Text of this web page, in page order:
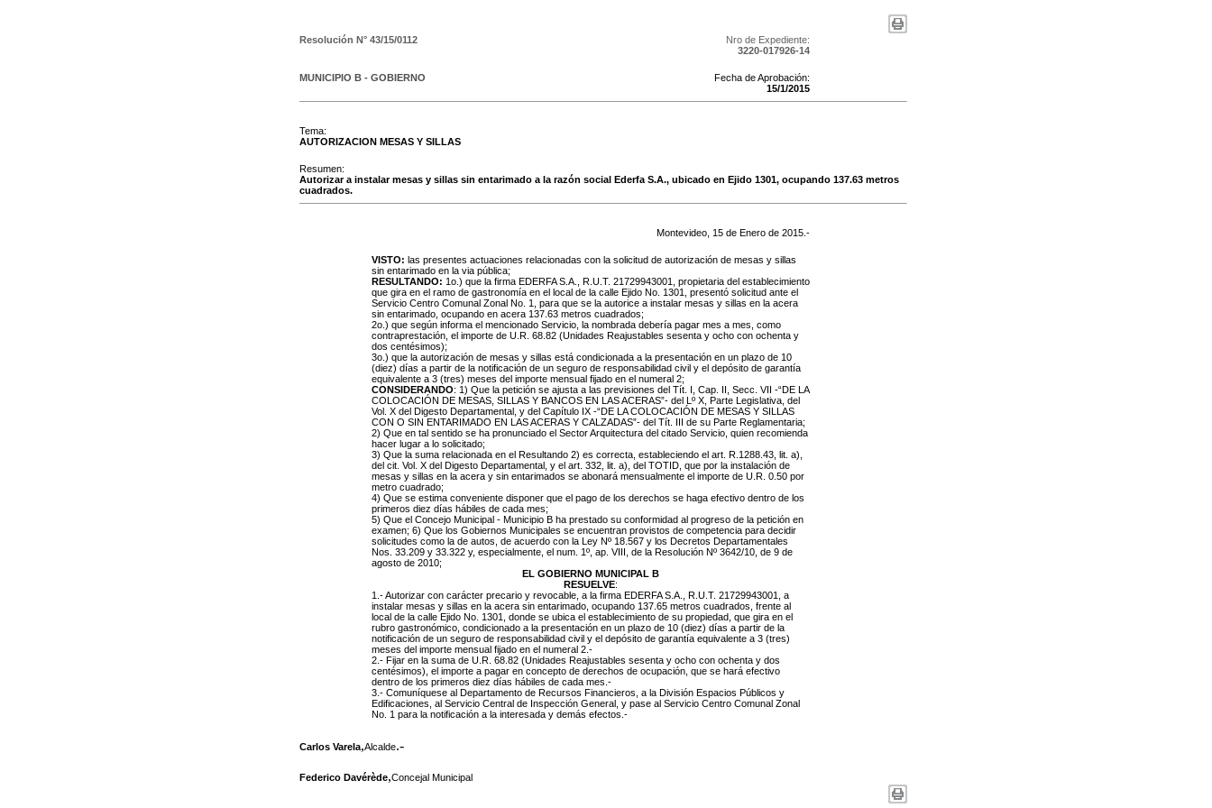
Resolución N° 43/15/0112
Nro de Expediente:
3220-017926-14
MUNICIPIO B - GOBIERNO
Fecha de Aprobación:
15/1/2015
Tema:
AUTORIZACION MESAS Y SILLAS
Resumen:
Autorizar a instalar mesas y sillas sin entarimado a la razón social Ederfa S.A., ubicado en Ejido 1301, ocupando 137.63 metros
cuadrados.
Montevideo, 15 de Enero de 2015 .-
VISTO: las presentes actuaciones relacionadas con la solicitud de autorización de mesas y sillas
sin entarimado en la via pública;
RESULTANDO: 1o.) que la firma EDERFA S.A., R.U.T. 21729943001, propietaria del establecimiento
que gira en el ramo de gastronomía en el local de la calle Ejido No. 1301, presentó solicitud ante el
Servicio Centro Comunal Zonal No. 1, para que se la autorice a instalar mesas y sillas en la acera
sin entarimado, ocupando en acera 137.63 metros cuadrados;
2o.) que según informa el mencionado Servicio, la nombrada debería pagar mes a mes, como
contraprestación, el importe de U.R. 68.82 (Unidades Reajustables sesenta y ocho con ochenta y
dos centésimos);
3o.) que la autorización de mesas y sillas está condicionada a la presentación en un plazo de 10
(diez) días a partir de la notificación de un seguro de responsabilidad civil y el depósito de garantía
equivalente a 3 (tres) meses del importe mensual fijado en el numeral 2;
CONSIDERANDO: 1) Que la petición se ajusta a las previsiones del Tít. I, Cap. II, Secc. VII -“DE LA
COLOCACIÓN DE MESAS, SILLAS Y BANCOS EN LAS ACERAS”- del Lº X, Parte Legislativa, del
Vol. X del Digesto Departamental, y del Capítulo IX -“DE LA COLOCACIÓN DE MESAS Y SILLAS
CON O SIN ENTARIMADO EN LAS ACERAS Y CALZADAS”- del Tít. III de su Parte Reglamentaria;
2) Que en tal sentido se ha pronunciado el Sector Arquitectura del citado Servicio, quien recomienda
hacer lugar a lo solicitado;
3) Que la suma relacionada en el Resultando 2) es correcta, estableciendo el art. R.1288.43, lit. a),
del cit. Vol. X del Digesto Departamental, y el art. 332, lit. a), del TOTID, que por la instalación de
mesas y sillas en la acera y sin entarimados se abonará mensualmente el importe de U.R. 0.50 por
metro cuadrado;
4) Que se estima conveniente disponer que el pago de los derechos se haga efectivo dentro de los
primeros diez días hábiles de cada mes;
5) Que el Concejo Municipal - Municipio B ha prestado su conformidad al progreso de la petición en
examen; 6) Que los Gobiernos Municipales se encuentran provistos de competencia para decidir
solicitudes como la de autos, de acuerdo con la Ley Nº 18.567 y los Decretos Departamentales
Nos. 33.209 y 33.322 y, especialmente, el num. 1º, ap. VIII, de la Resolución Nº 3642/10, de 9 de
agosto de 2010;
EL GOBIERNO MUNICIPAL B
RESUELVE:
1.- Autorizar con carácter precario y revocable, a la firma EDERFA S.A., R.U.T. 21729943001, a
instalar mesas y sillas en la acera sin entarimado, ocupando 137.65 metros cuadrados, frente al
local de la calle Ejido No. 1301, donde se ubica el establecimiento de su propiedad, que gira en el
rubro gastronómico, condicionado a la presentación en un plazo de 10 (diez) días a partir de la
notificación de un seguro de responsabilidad civil y el depósito de garantía equivalente a 3 (tres)
meses del importe mensual fijado en el numeral 2.-
2.- Fijar en la suma de U.R. 68.82 (Unidades Reajustables sesenta y ocho con ochenta y dos
centésimos), el importe a pagar en concepto de derechos de ocupación, que se hará efectivo
dentro de los primeros diez días hábiles de cada mes.-
3.- Comuníquese al Departamento de Recursos Financieros, a la División Espacios Públicos y
Edificaciones, al Servicio Central de Inspección General, y pase al Servicio Centro Comunal Zonal
No. 1 para la notificación a la interesada y demás efectos.-
Carlos Varela,Alcalde.-
Federico Davérède,Concejal Municipal